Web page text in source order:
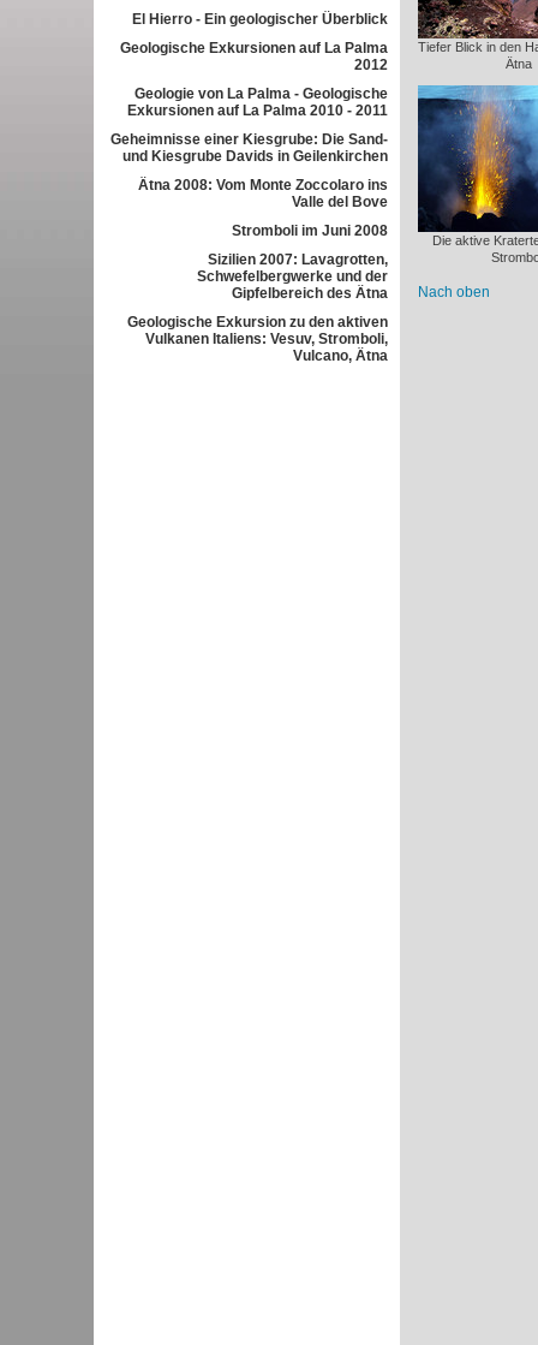
El Hierro - Ein geologischer Überblick
Geologische Exkursionen auf La Palma
2012
Geologie von La Palma - Geologische
Exkursionen auf La Palma 2010 - 2011
Geheimnisse einer Kiesgrube: Die Sand-
und Kiesgrube Davids in Geilenkirchen
Ätna 2008: Vom Monte Zoccolaro ins
Valle del Bove
Stromboli im Juni 2008
Sizilien 2007: Lavagrotten,
Schwefelbergwerke und der
Gipfelbereich des Ätna
Geologische Exkursion zu den aktiven
Vulkanen Italiens: Vesuv, Stromboli,
Vulcano, Ätna
Tiefer Blick in den
Ätna
Die aktive
Nach oben